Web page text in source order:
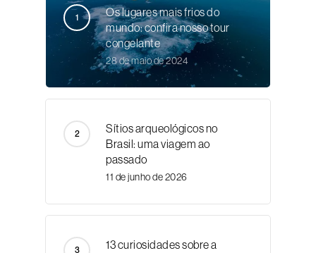
Os lugares mais frios do
mundo: confira nosso tour
congelante
28 de maio de 2024
Sítios arqueológicos no
Brasil: uma viagem ao
passado
11 de junho de 2026
13 curiosidades sobre a